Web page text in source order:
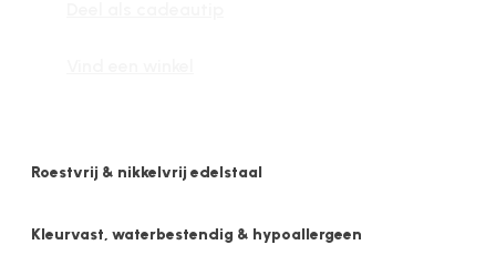
Roestvrij & nikkelvrij edelstaal
Kleurvast, waterbestendig & hypoallergeen